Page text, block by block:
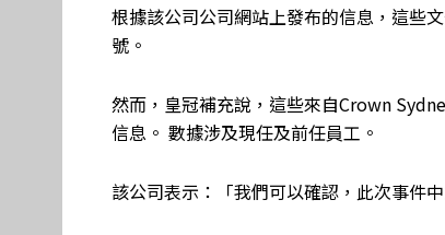
根據該公司公司網站上發布的信息，這些
號。
然而，皇冠補充說，這些來自Crown
信息。 數據涉及現任及前任員工。
該公司表示：「我們可以確認，此次事件